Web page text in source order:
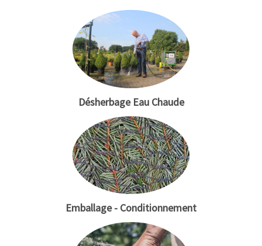
Désherbage Eau Chaude
Emballage - Conditionnement